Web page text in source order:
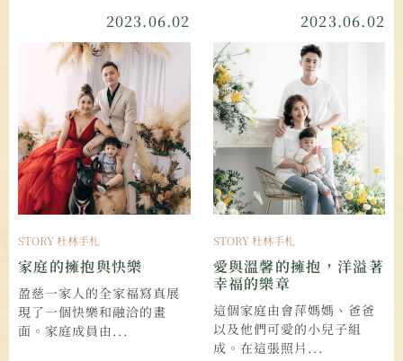
2023.06.02
STORY 杜林手札
家庭的擁抱與快樂
盈慈一家人的全家福寫真展
現了一個快樂和融洽的畫
面。家庭成員由...
2023.06.02
STORY 杜林手札
愛與溫馨的擁抱，洋溢著
幸福的樂章
這個家庭由會萍媽媽、爸爸
以及他們可愛的小兒子組
成。在這張照片...